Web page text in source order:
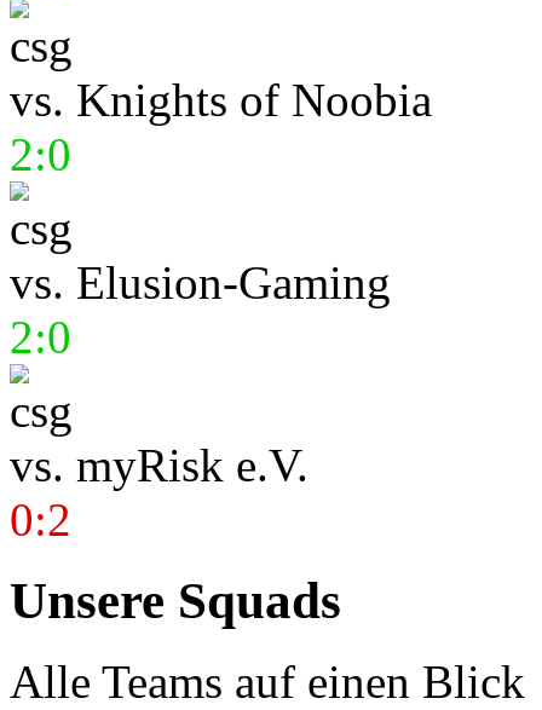
vs. Knights of Noobia
2:0
vs. Elusion-Gaming
2:0
vs. myRisk e.V.
0:2
Unsere Squads
Alle Teams auf einen Blick